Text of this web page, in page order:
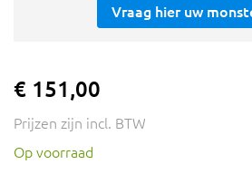
Vraag hier uw
€ 151,00
Prijzen zijn incl. BTW
Op voorraad